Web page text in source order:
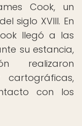
Cook, un
siglo XVIII. En
llegó a las
su estancia,
realizaron
cartográficas,
con los